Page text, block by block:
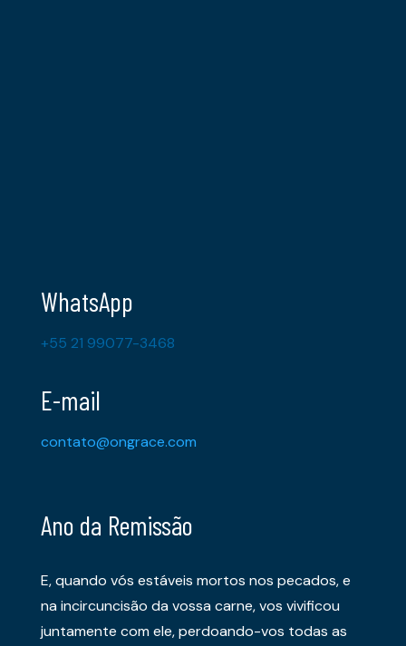
WhatsApp
+55 21 99077-3468
E-mail
contato@ongrace.com
Ano da Remissão
E, quando vós estáveis mortos nos pecados, e
na incircuncisão da vossa carne, vos vivificou
juntamente com ele, perdoando-vos todas as